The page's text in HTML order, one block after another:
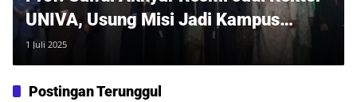
UNIVA, Usung Misi Jadi Kampus
“Mumtaz” Dunia
1 Juli 2025
Postingan Terunggul